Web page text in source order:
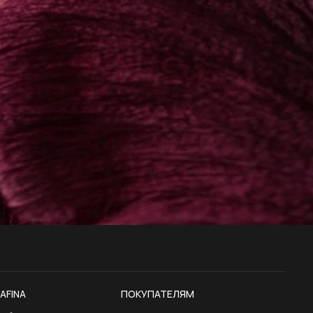
AFINA ПОКУПАТЕЛЯМ